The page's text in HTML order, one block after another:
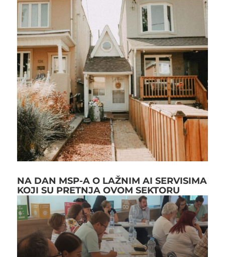
NA DAN MSP-A O LAŽNIM AI SERVISIMA
KOJI SU PRETNJA OVOM SEKTORU